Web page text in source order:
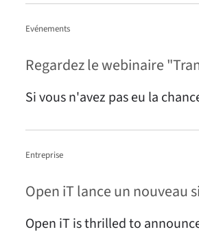
Evénements
Regardez le webinaire
Si vous n'avez pas eu la
Entreprise
Open iT lance un nouveau
Open iT is thrilled to